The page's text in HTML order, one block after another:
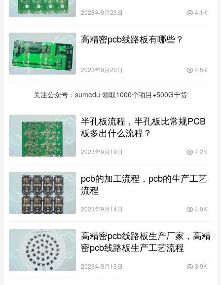
2023年9月23日 4.1K
高精密pcb线路板有哪些？
2023年9月20日 4.5K
关注公众号：sumedu 领取1000个项目+500G干货
半孔板流程，半孔板比常规PCB
板多出什么流程？
2023年9月19日 4.2K
pcb的加工流程，pcb的生产工艺
流程
2023年9月14日 4.0K
高精密pcb线路板生产厂家，高精
密pcb线路板生产工艺流程
2023年9月13日 3.9K